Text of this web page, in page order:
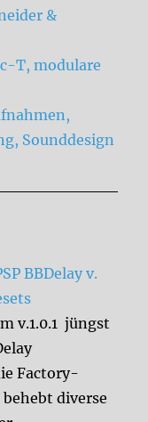
&
T, modulare
Sounddesign
BBDelay v.
v.1.0.1 jüngst
Factory-
diverse